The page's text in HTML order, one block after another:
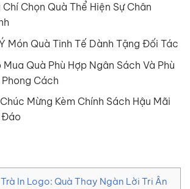
Chí Chọn Quà Thể Hiện Sự Chân
Món Quà Tinh Tế Dành Tặng Đối Tác
Mua Quà Phù Hợp Ngân Sách Và Phù
Phong Cách
Mừng Kèm Chính Sách Hậu Mãi
Đáo
In Logo: Quà Thay Ngàn Lời Tri Ân